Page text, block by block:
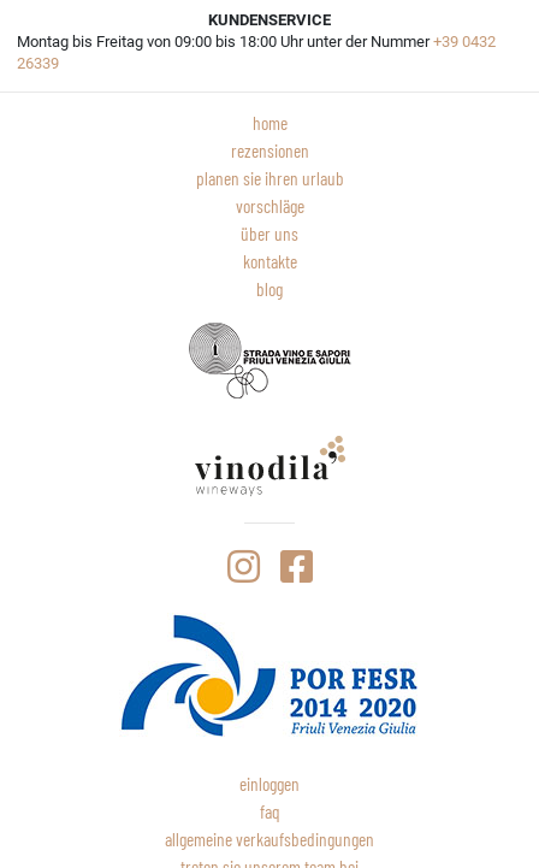
KUNDENSERVICE
Montag bis Freitag von 09:00 bis 18:00 Uhr unter der Nummer+39 0432
26339
home
rezensionen
planen sie ihren urlaub
vorschläge
über uns
kontakte
blog
einloggen
faq
allgemeine verkaufsbedingungen